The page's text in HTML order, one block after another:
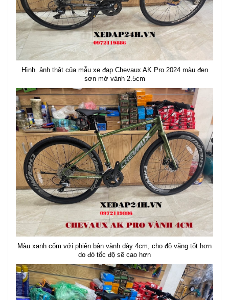
Hình ảnh thật của mẫu xe đạp Chevaux AK Pro 2024 màu đen
sơn mờ vành 2.5cm
Màu xanh cốm với phiên bản vành dày 4cm, cho độ văng tốt hơn
do đó tốc độ sẽ cao hơn